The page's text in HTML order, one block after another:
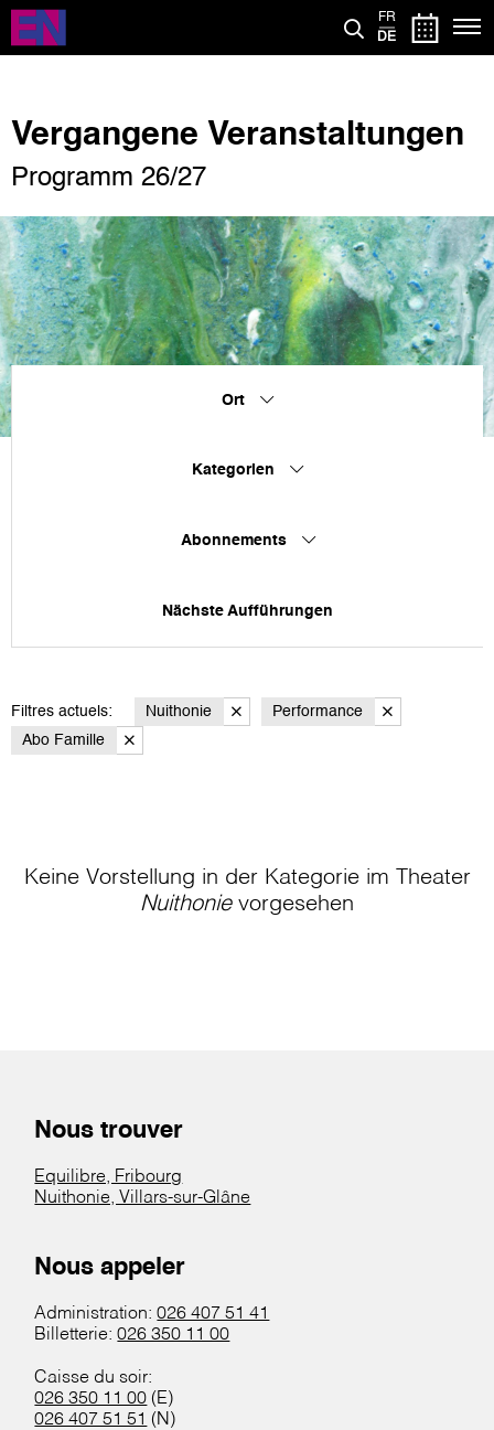
Direkt
zum
Inhalt
FR
DE
Vergangene Veranstaltungen
Programm 26/27
Ort
Kategorien
Abonnements
Nächste Aufführungen
Filtres actuels: Nuithonie
Performance
Abo Famille
Keine Vorstellung in der Kategorie im Theater
Nuithonievorgesehen
Nous trouver
Equilibre, Fribourg
Nuithonie, Villars-sur-Glâne
Nous appeler
Administration:026 407 51 41
Billetterie:026 350 11 00
Caisse du soir:
026 350 11 00 (E)
026 407 51 51 (N)